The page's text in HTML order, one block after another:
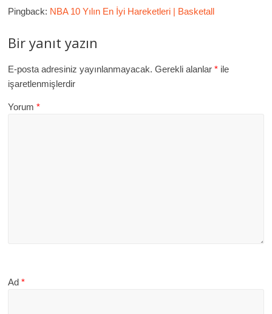
Pingback: NBA 10 Yılın En İyi Hareketleri | Basketall
Bir yanıt yazın
E-posta adresiniz yayınlanmayacak. Gerekli alanlar* ile
işaretlenmişlerdir
Yorum*
Ad*